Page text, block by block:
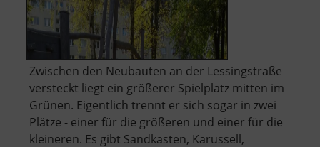
Zwischen den Neubauten an der Lessingstraße
versteckt liegt ein größerer Spielplatz mitten im
Grünen. Eigentlich trennt er sich sogar in zwei
Plätze - einer für die größeren und einer für die
kleineren. Es gibt Sandkasten, Karussell,